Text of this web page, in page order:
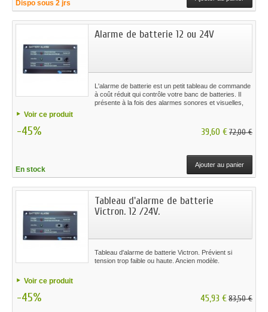
Dispo sous 2 jrs
Alarme de batterie 12 ou 24V
L'alarme de batterie est un petit tableau de commande
à coût réduit qui contrôle votre banc de batteries. Il
présente à la fois des alarmes sonores et visuelles,
Voir ce produit
-45% 39,60 €72,00 €
En stock
Ajouter au panier
Tableau d'alarme de batterie
Victron. 12 /24V.
Tableau d'alarme de batterie Victron. Prévient si
tension trop faible ou haute. Ancien modèle.
Voir ce produit
-45% 45,93 €83,50 €